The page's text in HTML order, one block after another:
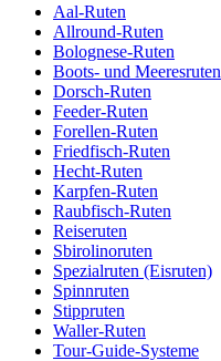
Aal-Ruten
Allround-Ruten
Bolognese-Ruten
Boots- und Meeresruten
Dorsch-Ruten
Feeder-Ruten
Forellen-Ruten
Friedfisch-Ruten
Hecht-Ruten
Karpfen-Ruten
Raubfisch-Ruten
Reiseruten
Sbirolinoruten
Spezialruten (Eisruten)
Spinnruten
Stippruten
Waller-Ruten
Tour-Guide-Systeme